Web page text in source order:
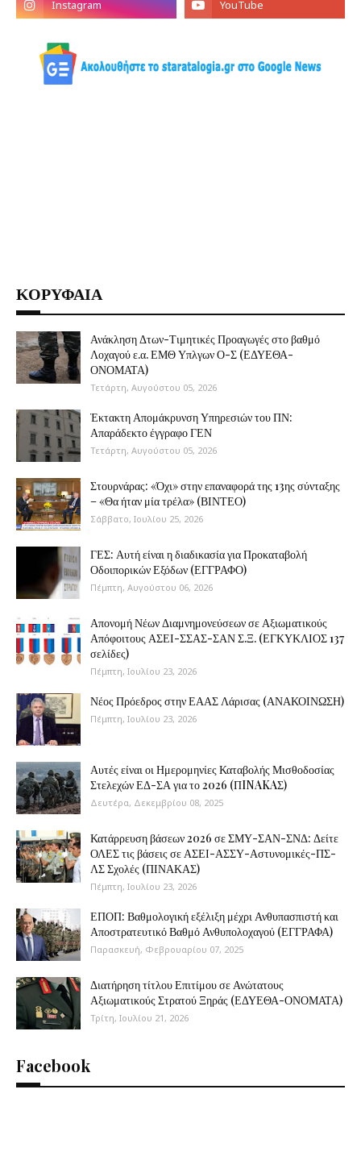
ΚΟΡΥΦΑΙΑ
Ανάκληση Δτων-Τιμητικές Προαγωγές στο βαθμό
Λοχαγού ε.α. ΕΜΘ Υπλγων Ο-Σ (ΕΔΥΕΘΑ-
ΟΝΟΜΑΤΑ)
Τετάρτη, Αυγούστου 05, 2026
Έκτακτη Απομάκρυνση Υπηρεσιών του ΠΝ:
Απαράδεκτο έγγραφο ΓΕΝ
Τετάρτη, Αυγούστου 05, 2026
Στουρνάρας: «Όχι» στην επαναφορά της 13ης σύνταξης
– «Θα ήταν μία τρέλα» (ΒΙΝΤΕΟ)
Σάββατο, Ιουλίου 25, 2026
ΓΕΣ: Αυτή είναι η διαδικασία για Προκαταβολή
Οδοιπορικών Εξόδων (ΕΓΓΡΑΦΟ)
Πέμπτη, Αυγούστου 06, 2026
Απονομή Νέων Διαμνημονεύσεων σε Αξιωματικούς
Απόφοιτους ΑΣΕΙ-ΣΣΑΣ-ΣΑΝ Σ.Ξ. (ΕΓΚΥΚΛΙΟΣ 137
σελίδες)
Πέμπτη, Ιουλίου 23, 2026
Νέος Πρόεδρος στην ΕΑΑΣ Λάρισας (ΑΝΑΚΟΙΝΩΣΗ)
Πέμπτη, Ιουλίου 23, 2026
Αυτές είναι οι Ημερομηνίες Καταβολής Μισθοδοσίας
Στελεχών ΕΔ-ΣΑ για το 2026 (ΠINAKAΣ)
Δευτέρα, Δεκεμβρίου 08, 2025
Κατάρρευση βάσεων 2026 σε ΣΜΥ-ΣΑΝ-ΣΝΔ: Δείτε
ΟΛΕΣ τις βάσεις σε ΑΣΕΙ-ΑΣΣΥ-Αστυνομικές-ΠΣ-
ΛΣ Σχολές (ΠΙΝΑΚΑΣ)
Πέμπτη, Ιουλίου 23, 2026
ΕΠΟΠ: Βαθμολογική εξέλιξη μέχρι Ανθυπασπιστή και
Αποστρατευτικό Βαθμό Ανθυπολοχαγού (ΕΓΓΡΑΦΑ)
Παρασκευή, Φεβρουαρίου 07, 2025
Διατήρηση τίτλου Επιτίμου σε Ανώτατους
Αξιωματικούς Στρατού Ξηράς (ΕΔΥΕΘΑ-ΟΝΟΜΑΤΑ)
Τρίτη, Ιουλίου 21, 2026
Facebook